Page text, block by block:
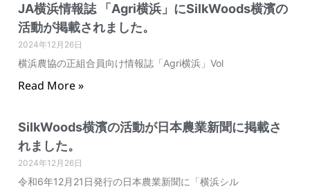
JA横浜情報誌 「Agri横浜」にSilkWoods横濱の
活動が掲載されました。
2024年12月26日
横浜農協の正組合員向け情報誌「Agri横浜」Vol
Read More »
SilkWoods横濱の活動が日本農業新聞に掲載さ
れました。
2024年12月26日
令和6年12月21日発行の日本農業新聞に「横浜シル